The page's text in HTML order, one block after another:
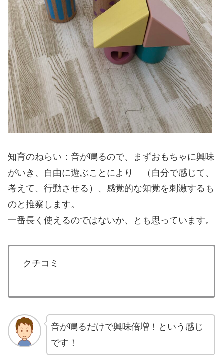
知育のねらい：音が鳴るので、まずおもちゃに興味
がいき、自由に遊ぶことにより （自分で感じて、
考えて、行動させる）、感覚的な知覚を刺激するも
のと推察します。
一番長く使えるのではないか、とも思っています。
クチコミ
音が鳴るだけで興味倍増！という感じ
です！